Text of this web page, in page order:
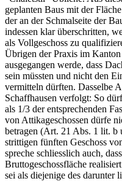
geplanten Baus mit der
der an der Schmalseite der
indessen klar überschritten,
als Vollgeschoss zu
Übrigen der Praxis im
ausgegangen werde, dass
sein müssten und nicht den
vermitteln dürften. Dasselbe
Schaffhausen verfolgt: So
als 1/3 der entsprechenden
von Attikageschossen dürfe
betragen (Art. 21 Abs. 1 lit. b
strittigen fünften Geschoss
spreche schliesslich auch,
Bruttogeschossfläche
sei als diejenige des darunter